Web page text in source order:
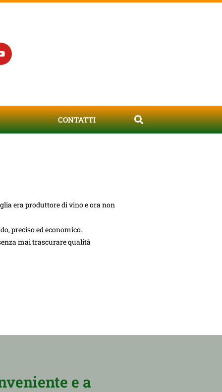
CONTATTI
era produttore di vino e ora non
preciso ed economico.
mai trascurare qualità
e a